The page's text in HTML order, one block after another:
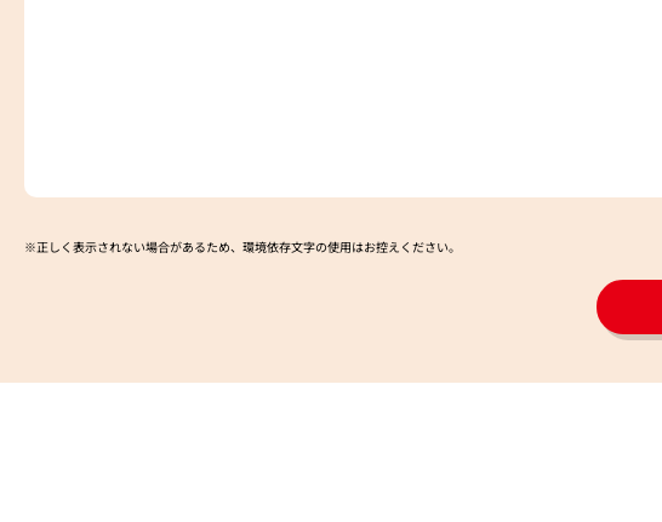
※正しく表示されない場合があるため、環境依存文字の使用はお控えください。​